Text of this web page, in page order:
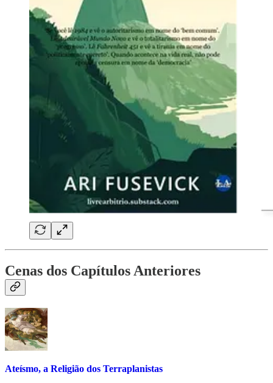
Cenas dos Capítulos Anteriores
Ateísmo, a Religião dos Terraplanistas